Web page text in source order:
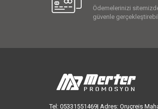
Ödemelerinizi
güvenle
Tel: 05331551469| Adres: Oruçreis